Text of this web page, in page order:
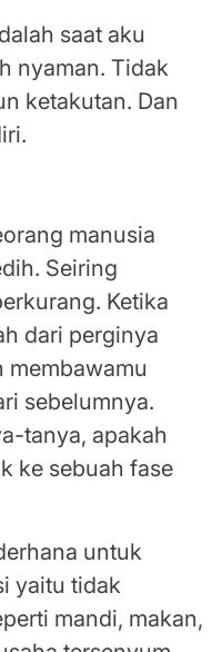
saat aku
nyaman. Tidak
ketakutan. Dan
manusia
Seiring
Ketika
dari perginya
membawamu
sebelumnya.
tanya, apakah
ke sebuah fase
untuk
yaitu tidak
mandi, makan,